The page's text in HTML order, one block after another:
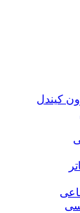
کیندل